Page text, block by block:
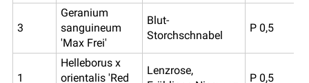
3
Geranium
sanguineum
'Max Frei'
Blut-
Storchschnabel
P 0,5
1
Helleborus x
orientalis 'Red
Lenzrose,
P 0,5